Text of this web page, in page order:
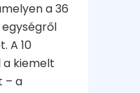
a 36
A 10
a kiemelt
– a